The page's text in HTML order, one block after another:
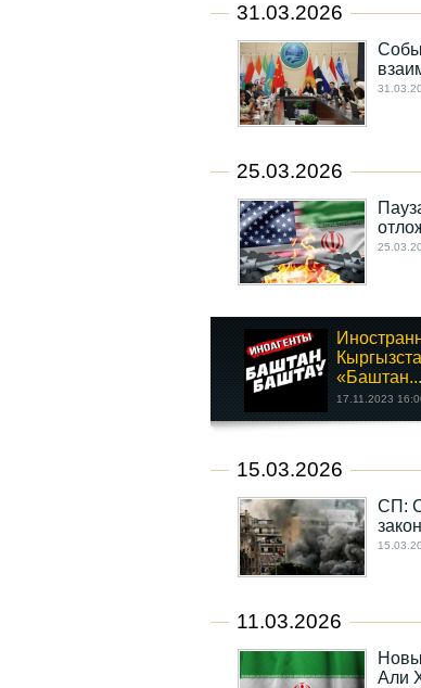
31.03.2026
25.03.2026
«Баштан...
17.11.2023
15.03.2026
СП:
11.03.2026
Али